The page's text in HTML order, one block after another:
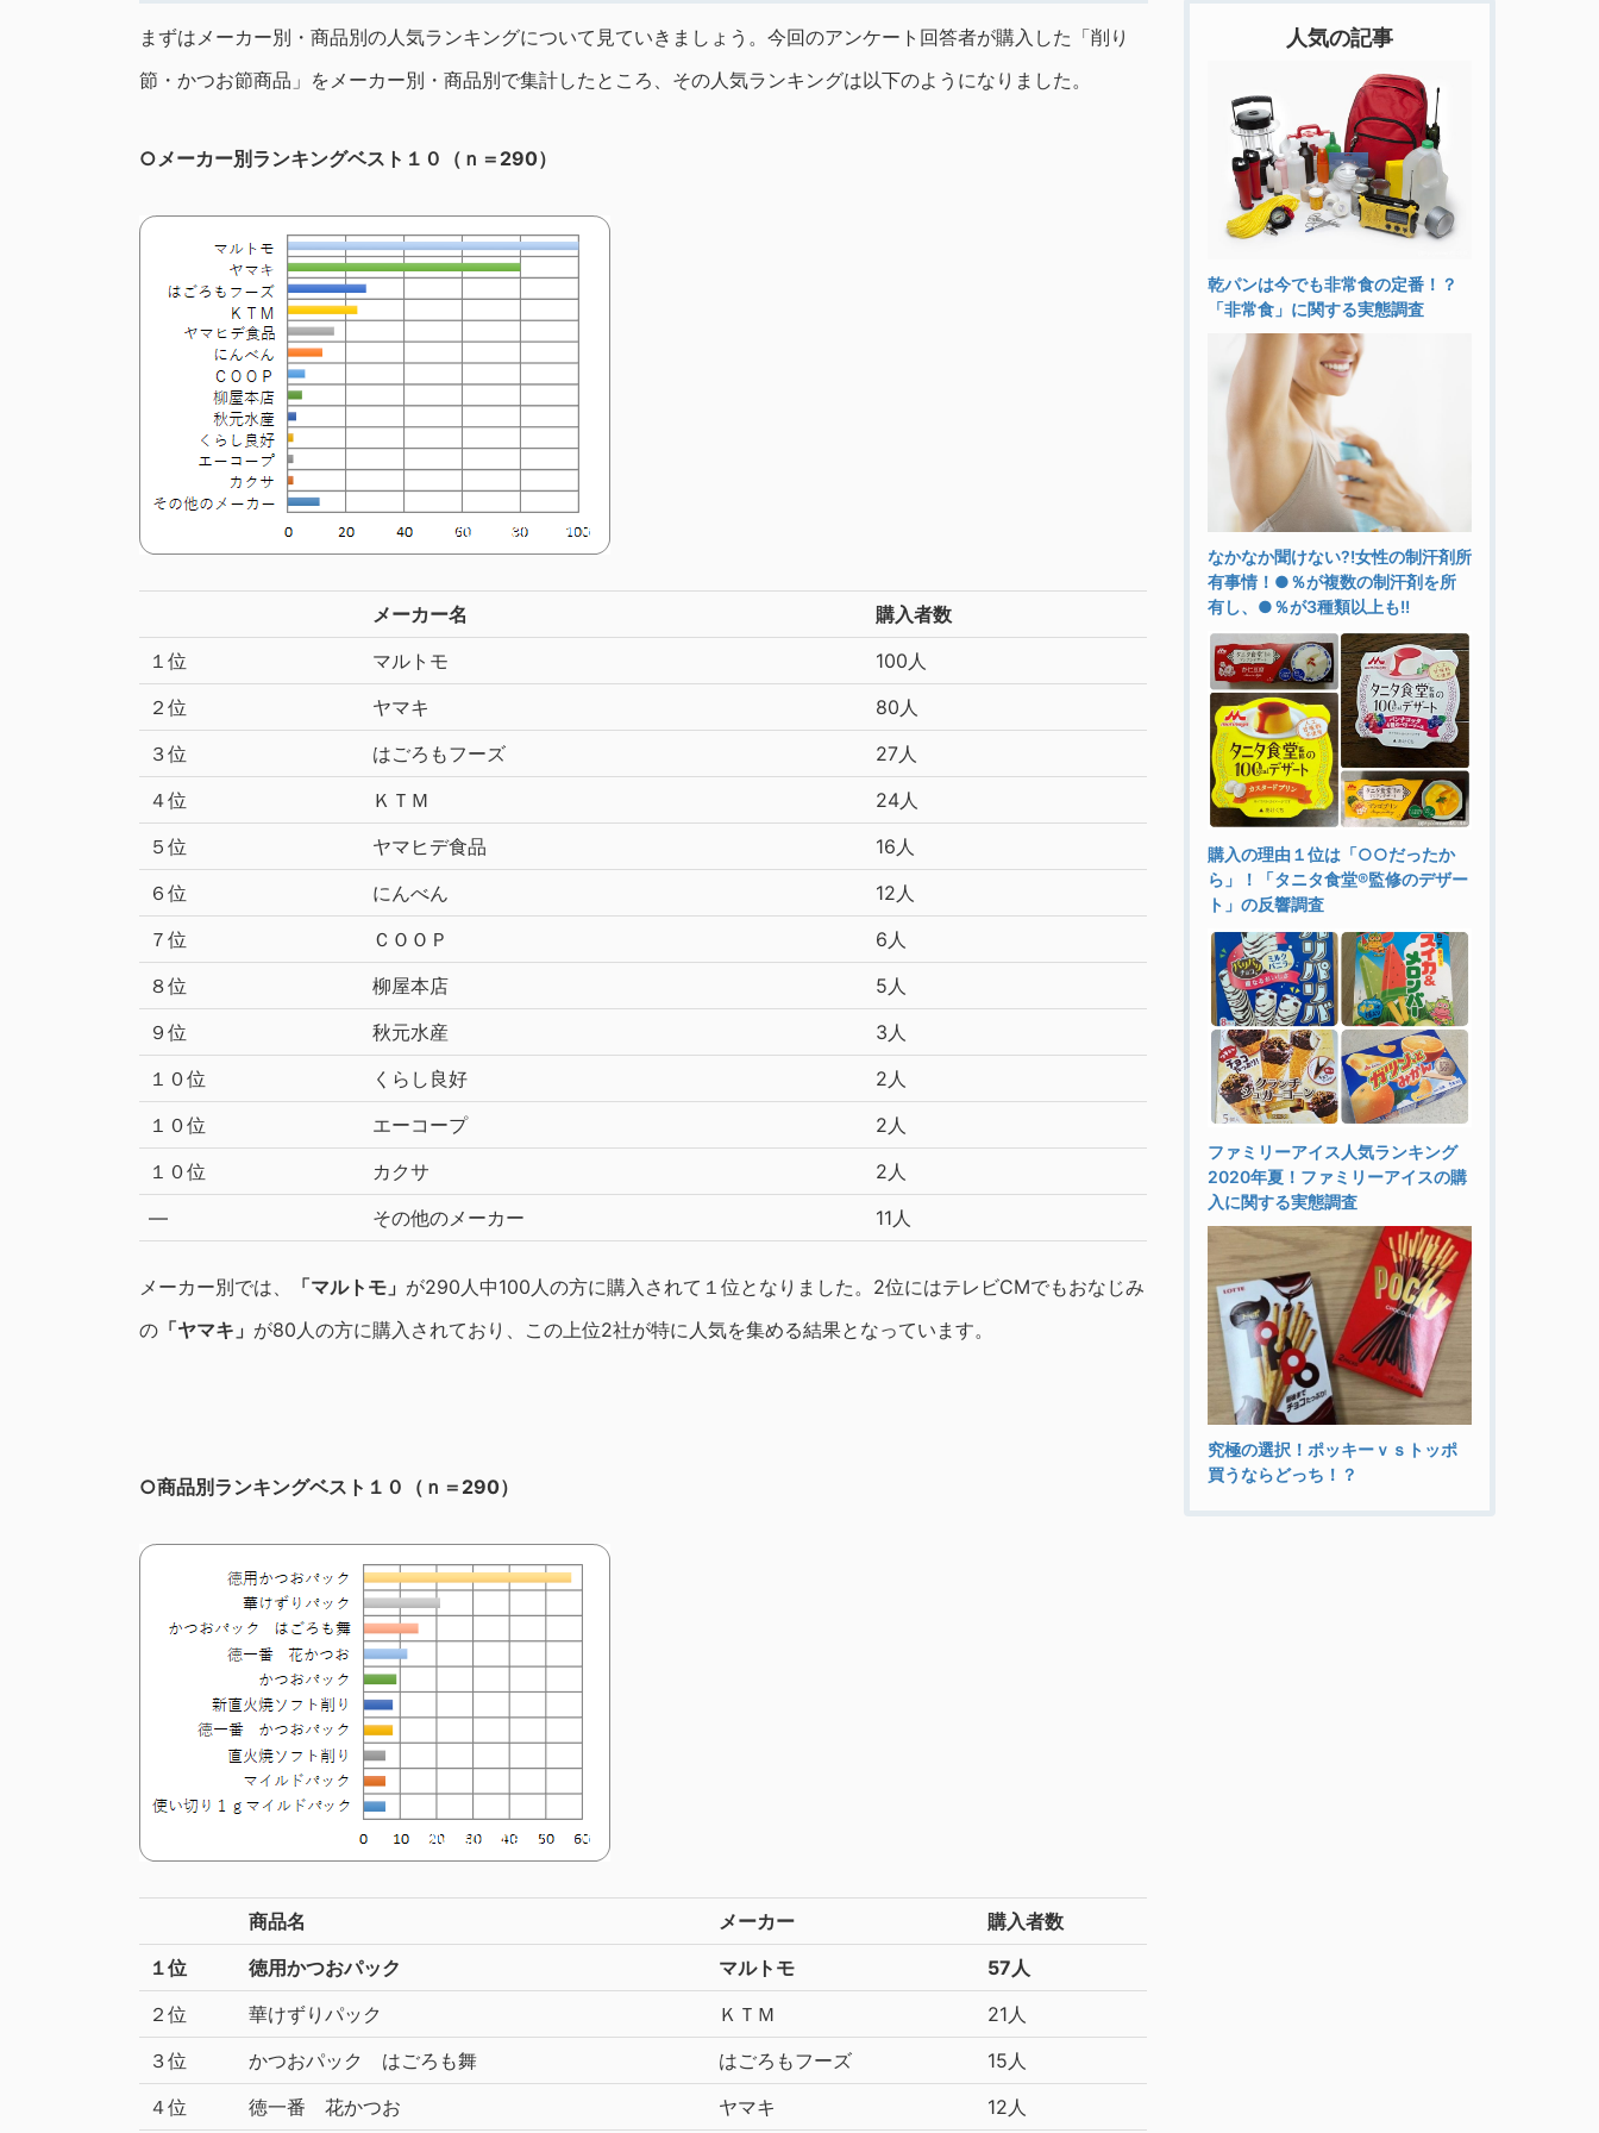
まずはメーカー別・商品別の人気ランキングについて見ていきましょう。今回のアンケート回答者が購入した「削り
節・かつお節商品」をメーカー別・商品別で集計したところ、その人気ランキングは以下のようになりました。
○メーカー別ランキングベスト１０（ｎ＝290）
メーカー名
購入者数
１位
マルトモ
100人
２位
ヤマキ
80人
３位
はごろもフーズ
27人
４位
ＫＴＭ
24人
５位
ヤマヒデ食品
16人
６位
にんべん
12人
７位
ＣＯＯＰ
6人
８位
柳屋本店
5人
９位
秋元水産
3人
１０位
くらし良好
2人
１０位
エーコープ
2人
１０位
カクサ
2人
―
その他のメーカー 11人
メーカー別では、 「マルトモ」 が290人中100人の方に購入されて１位となりました。2位にはテレビCMでもおなじみ
の 「ヤマキ」 が80人の方に購入されており、この上位2社が特に人気を集める結果となっています。
○商品別ランキングベスト１０（ｎ＝290）
商品名 メーカー
購入者数
１位
徳用かつおパック マルトモ
57人
２位
華けずりパック ＫＴＭ
21人
３位
かつおパック はごろも舞 はごろもフーズ
15人
４位
徳一番 花かつお ヤマキ
12人
人気の記事
乾パンは今でも非常食の定番！？
「非常食」に関する実態調査
なかなか聞けない?!女性の制汗剤所
有事情！●％が複数の制汗剤を所
有し、●％が3種類以上も!!
購入の理由１位は「○○だったか
ら」！「タニタ食堂®監修のデザー
ト」の反響調査
ファミリーアイス人気ランキング
2020年夏！ファミリーアイスの購
入に関する実態調査
究極の選択！ポッキーｖｓトッポ
買うならどっち！？